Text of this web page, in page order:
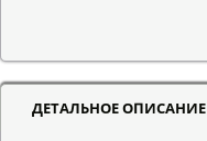
ДЕТАЛЬНОЕ ОПИСАНИЕ